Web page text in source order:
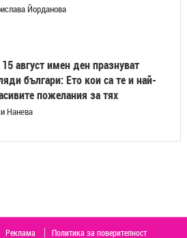
Йорданова
август имен ден празнуват
българи: Ето кои са те и най-
пожелания за тях
Нанева
Реклама Политика за поверителност